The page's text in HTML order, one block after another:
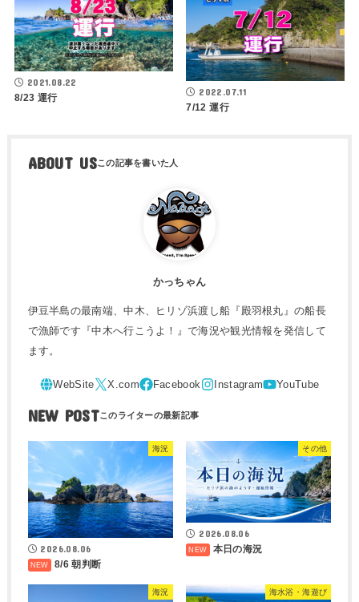
2021.08.22
8/23 運行
2022.07.11
7/12 運行
ABOUT US
かっちゃん
伊豆半島の最南端、中木、ヒリゾ浜渡し船『殿羽根丸』の船長
で漁師です『中木へ行こうよ！』で海況や観光情報を発信して
ます。
NEW POST
海況
2026.08.06
8/6 朝判断
その他
2026.08.06
本日の海況
海況 海水浴・海遊び